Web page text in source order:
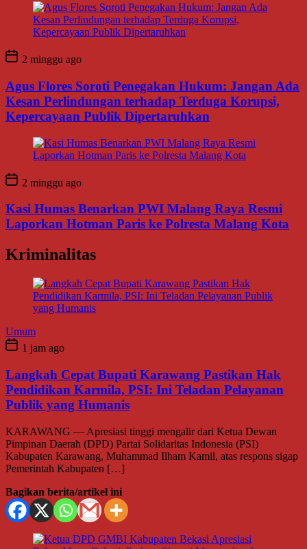
2 minggu ago
Agus Flores Soroti Penegakan Hukum: Jangan Ada
Kesan Perlindungan terhadap Terduga Korupsi,
Kepercayaan Publik Dipertaruhkan
2 minggu ago
Kasi Humas Benarkan PWI Malang Raya Resmi
Laporkan Hotman Paris ke Polresta Malang Kota
Kriminalitas
Umum
1 jam ago
Langkah Cepat Bupati Karawang Pastikan Hak
Pendidikan Karmila, PSI: Ini Teladan Pelayanan
Publik yang Humanis
KARAWANG — Apresiasi tinggi mengalir dari Ketua Dewan
Pimpinan Daerah (DPD) Partai Solidaritas Indonesia (PSI)
Kabupaten Karawang, Muhammad Ilham Kamil, atas respons sigap
Pemerintah Kabupaten […]
Bagikan berita/artikel ini